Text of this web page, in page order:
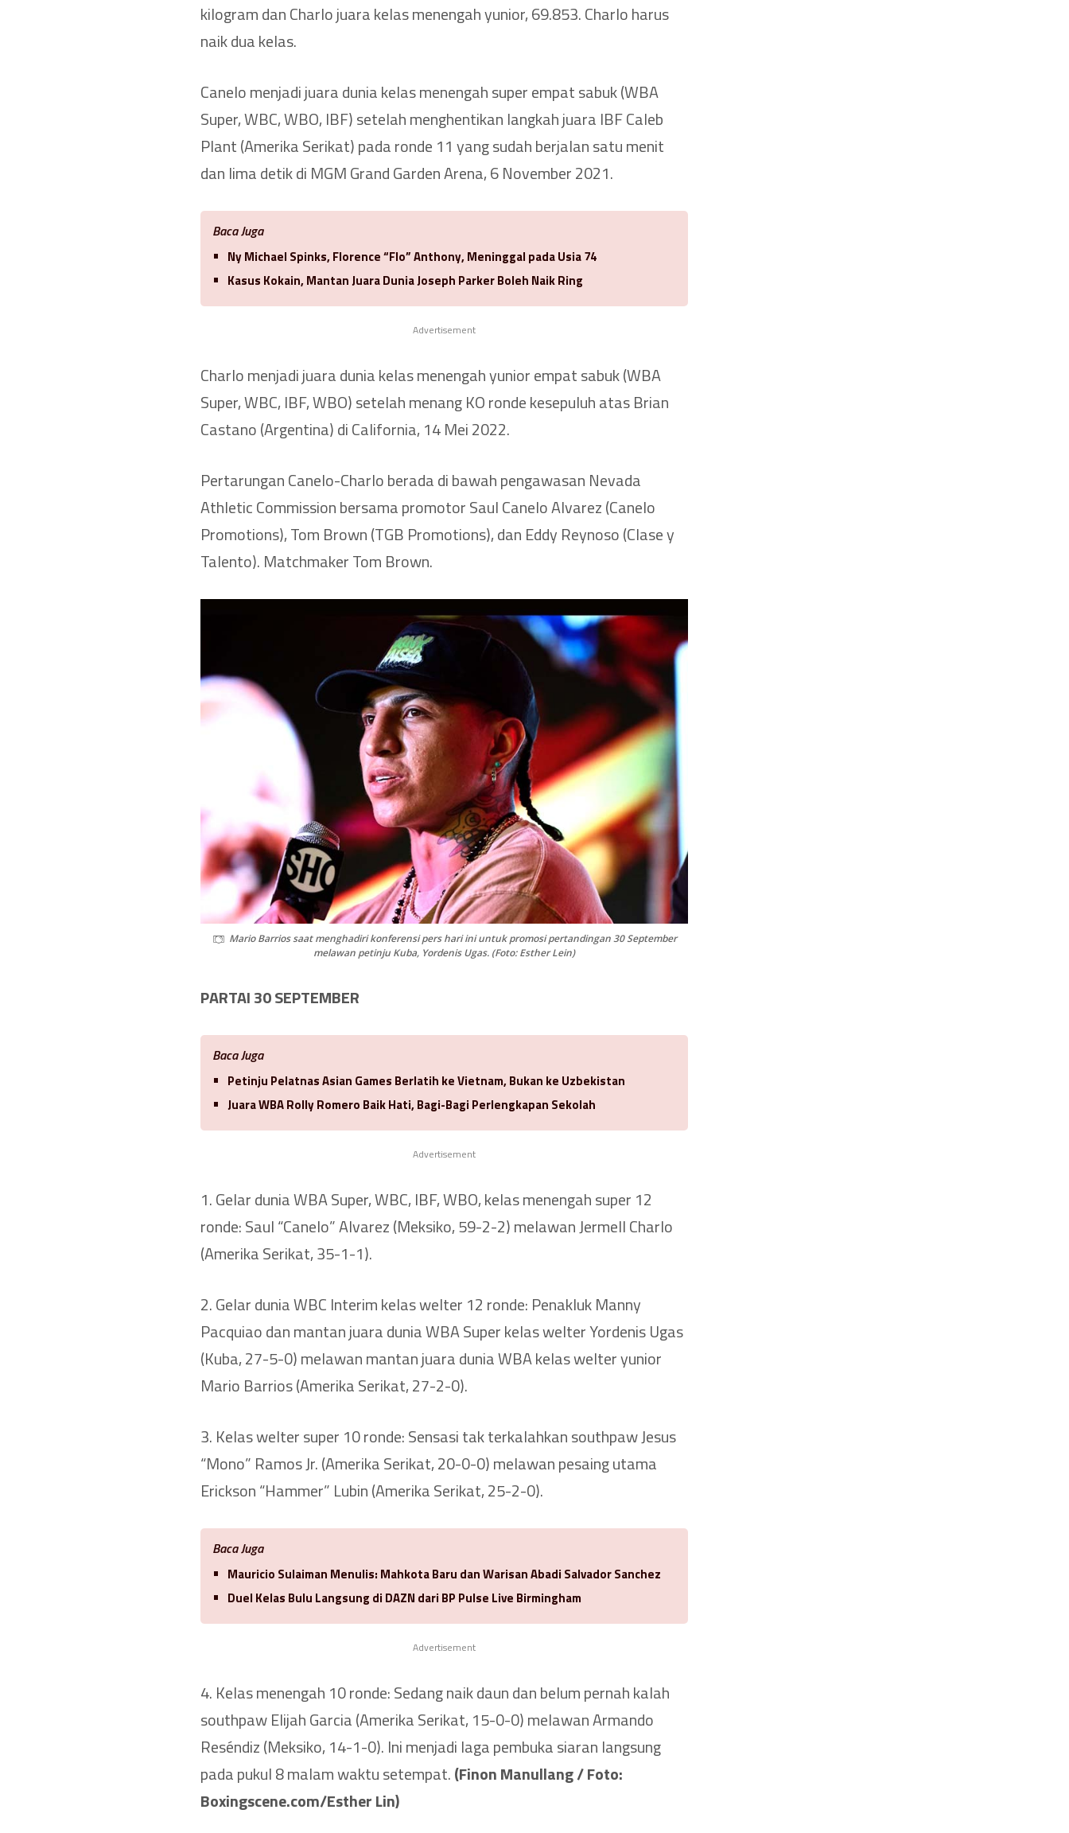
kilogram dan Charlo juara kelas menengah yunior, 69.853. Charlo harus
naik dua kelas.
Canelo menjadi juara dunia kelas menengah super empat sabuk (WBA
Super, WBC, WBO, IBF) setelah menghentikan langkah juara IBF Caleb
Plant (Amerika Serikat) pada ronde 11 yang sudah berjalan satu menit
dan lima detik di MGM Grand Garden Arena, 6 November 2021.
Baca Juga
Ny Michael Spinks, Florence “Flo” Anthony, Meninggal pada Usia 74
Kasus Kokain, Mantan Juara Dunia Joseph Parker Boleh Naik Ring
Advertisement
Charlo menjadi juara dunia kelas menengah yunior empat sabuk (WBA
Super, WBC, IBF, WBO) setelah menang KO ronde kesepuluh atas Brian
Castano (Argentina) di California, 14 Mei 2022.
Pertarungan Canelo-Charlo berada di bawah pengawasan Nevada
Athletic Commission bersama promotor Saul Canelo Alvarez (Canelo
Promotions), Tom Brown (TGB Promotions), dan Eddy Reynoso (Clase y
Talento). Matchmaker Tom Brown.
Mario Barrios saat menghadiri konferensi pers hari ini untuk promosi pertandingan 30 September
melawan petinju Kuba, Yordenis Ugas. (Foto: Esther Lein)
PARTAI 30 SEPTEMBER
Baca Juga
Petinju Pelatnas Asian Games Berlatih ke Vietnam, Bukan ke Uzbekistan
Juara WBA Rolly Romero Baik Hati, Bagi-Bagi Perlengkapan Sekolah
Advertisement
1. Gelar dunia WBA Super, WBC, IBF, WBO, kelas menengah super 12
ronde: Saul “Canelo” Alvarez (Meksiko, 59-2-2) melawan Jermell Charlo
(Amerika Serikat, 35-1-1).
2. Gelar dunia WBC Interim kelas welter 12 ronde: Penakluk Manny
Pacquiao dan mantan juara dunia WBA Super kelas welter Yordenis Ugas
(Kuba, 27-5-0) melawan mantan juara dunia WBA kelas welter yunior
Mario Barrios (Amerika Serikat, 27-2-0).
3. Kelas welter super 10 ronde: Sensasi tak terkalahkan southpaw Jesus
“Mono” Ramos Jr. (Amerika Serikat, 20-0-0) melawan pesaing utama
Erickson “Hammer” Lubin (Amerika Serikat, 25-2-0).
Baca Juga
Mauricio Sulaiman Menulis: Mahkota Baru dan Warisan Abadi Salvador Sanchez
Duel Kelas Bulu Langsung di DAZN dari BP Pulse Live Birmingham
Advertisement
4. Kelas menengah 10 ronde: Sedang naik daun dan belum pernah kalah
southpaw Elijah Garcia (Amerika Serikat, 15-0-0) melawan Armando
Reséndiz (Meksiko, 14-1-0). Ini menjadi laga pembuka siaran langsung
pada pukul 8 malam waktu setempat.(Finon Manullang / Foto:
Boxingscene.com/Esther Lin)